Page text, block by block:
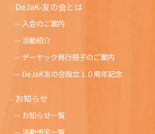
DeJaK-友の会とは
入会のご案内
活動紹介
デーヤック発行冊子のご案内
DeJaK友の会設立１０周年記念
お知らせ
お知らせ一覧
活動予定一覧